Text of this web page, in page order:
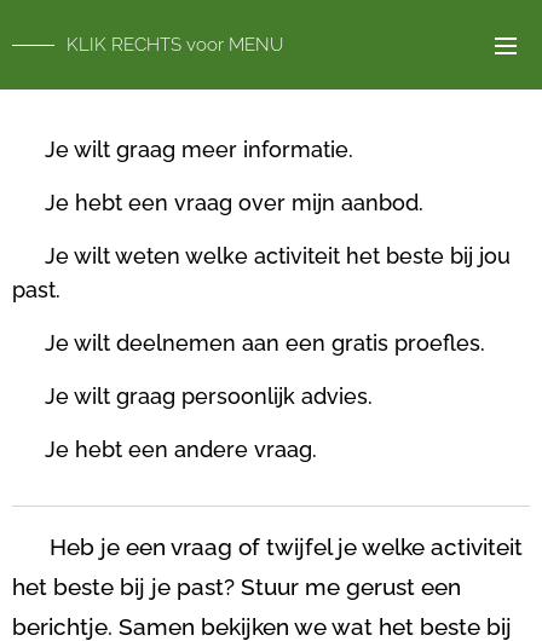
KLIK RECHTS voor MENU
Je wilt graag meer informatie.
💚 Je hebt een vraag over mijn aanbod.
💚 Je wilt weten welke activiteit het beste bij jou
past.
💚 Je wilt deelnemen aan een gratis proefles.
💚 Je wilt graag persoonlijk advies.
💚 Je hebt een andere vraag.
Heb je een vraag of twijfel je welke activiteit
het beste bij je past? Stuur me gerust een
berichtje. Samen bekijken we wat het beste bij